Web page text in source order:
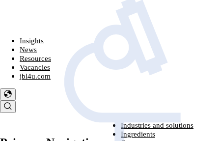
Insights
News
Resources
Vacancies
jbl4u.com
Industries and solutions
Ingredients